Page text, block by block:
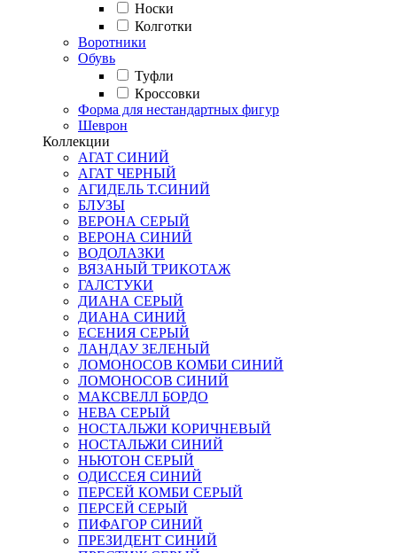
Носки
Колготки
Воротники
Обувь
Туфли
Кроссовки
Форма для нестандартных фигур
Шеврон
Коллекции
АГАТ СИНИЙ
АГАТ ЧЕРНЫЙ
АГИДЕЛЬ Т.СИНИЙ
БЛУЗЫ
ВЕРОНА СЕРЫЙ
ВЕРОНА СИНИЙ
ВОДОЛАЗКИ
ВЯЗАНЫЙ ТРИКОТАЖ
ГАЛСТУКИ
ДИАНА СЕРЫЙ
ДИАНА СИНИЙ
ЕСЕНИЯ СЕРЫЙ
ЛАНДАУ ЗЕЛЕНЫЙ
ЛОМОНОСОВ КОМБИ СИНИЙ
ЛОМОНОСОВ СИНИЙ
МАКСВЕЛЛ БОРДО
НЕВА СЕРЫЙ
НОСТАЛЬЖИ КОРИЧНЕВЫЙ
НОСТАЛЬЖИ СИНИЙ
НЬЮТОН СЕРЫЙ
ОДИССЕЯ СИНИЙ
ПЕРСЕЙ КОМБИ СЕРЫЙ
ПЕРСЕЙ СЕРЫЙ
ПИФАГОР СИНИЙ
ПРЕЗИДЕНТ СИНИЙ